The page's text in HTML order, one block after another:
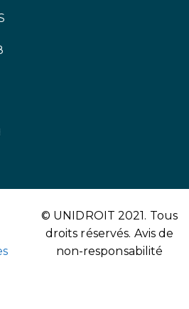
© UNIDROIT 2021. Tous
droits réservés. Avis de
non-responsabilité